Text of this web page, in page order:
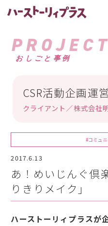
PROJECT
おしごと事例
CSR活動企画運営
クライアント／株式会社
#コミュ
2017.6.13
あ！めいじんぐ倶
りきりメイク」
ハーストーリィプラスが